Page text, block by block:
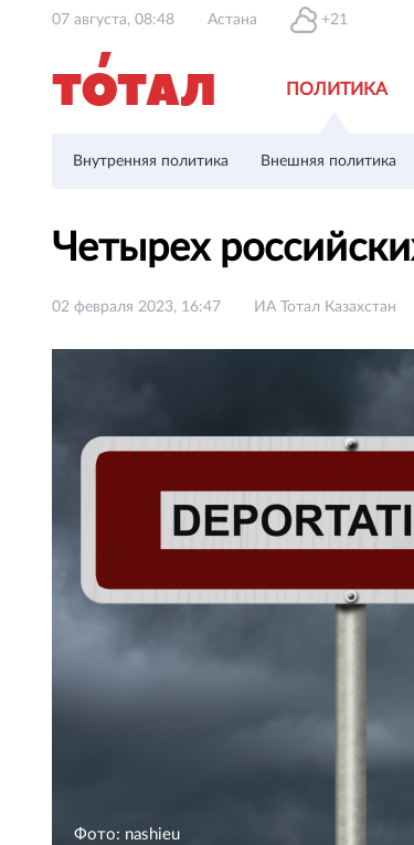
07 августа, 08:48 Астана +21
ПОЛИТИКА
Внутренняя политика Внешняя политика
Четырех
02 февраля 2023, 16:47 ИА Тотал Казахстан
Фото: nashieu